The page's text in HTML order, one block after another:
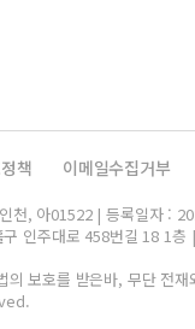
책 이메일수집거부
천, 아01522 | 등록일자 :
인주대로 458번길 18 1
보호를 받은바, 무단 전